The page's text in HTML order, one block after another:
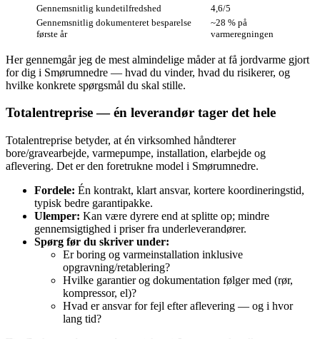
Gennemsnitlig kundetilfredshed
4,6/5
Gennemsnitlig dokumenteret besparelse
første år
~28 % på
varmeregningen
Her gennemgår jeg de mest almindelige måder at få jordvarme gjort
for dig i Smørumnedre — hvad du vinder, hvad du risikerer, og
hvilke konkrete spørgsmål du skal stille.
Totalentreprise — én leverandør tager det hele
Totalentreprise betyder, at én virksomhed håndterer
bore/gravearbejde, varmepumpe, installation, elarbejde og
aflevering. Det er den foretrukne model i Smørumnedre.
Fordele: Én kontrakt, klart ansvar, kortere koordineringstid,
typisk bedre garantipakke.
Ulemper: Kan være dyrere end at splitte op; mindre
gennemsigtighed i priser fra underleverandører.
Spørg før du skriver under:
Er boring og varmeinstallation inklusive
opgravning/retablering?
Hvilke garantier og dokumentation følger med (rør,
kompressor, el)?
Hvad er ansvar for fejl efter aflevering — og i hvor
lang tid?